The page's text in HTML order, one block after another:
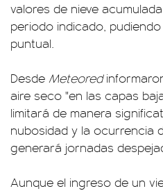
valores de nieve
periodo indicado,
puntual.
Desde Meteored
aire seco "en las capas
limitará de manera
nubosidad y la ocurrencia
generará jornadas
Aunque el ingreso de un